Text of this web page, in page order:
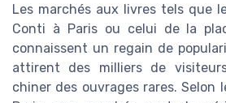
Les marchés aux livres tels que
Conti à Paris ou celui de la
connaissent un regain de
attirent des milliers de
chiner des ouvrages rares. Selon